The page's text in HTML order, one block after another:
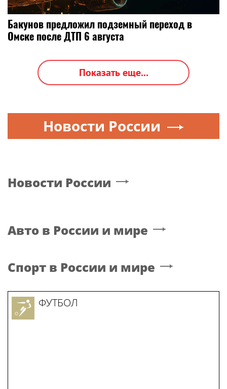
Бакунов предложил подземный переход в
Омске после ДТП 6 августа
Показать еще...
Новости России
Новости России
Авто в России и мире
Спорт в России и мире
ФУТБОЛ